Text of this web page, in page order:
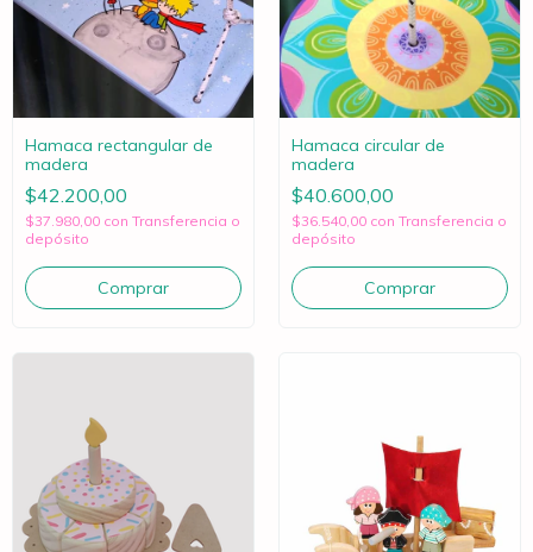
Hamaca rectangular de
madera
$42.200,00
$37.980,00 con Transferencia o
depósito
Hamaca circular de
madera
$40.600,00
$36.540,00 con Transferencia o
depósito